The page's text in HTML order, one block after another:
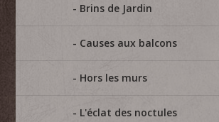
Brins de Jardin
Causes aux balcons
Hors les murs
L'éclat des noctules